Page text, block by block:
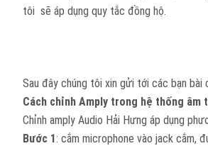
tôi sẽ áp dụng quy tắc đồng hộ.
Sau đây chúng tôi xin gửi tới các bạn
Cách chỉnh Amply trong hệ thống âm
Chỉnh amply Audio Hải Hưng áp dụng
Bước 1: cắm microphone vào jack cắm,